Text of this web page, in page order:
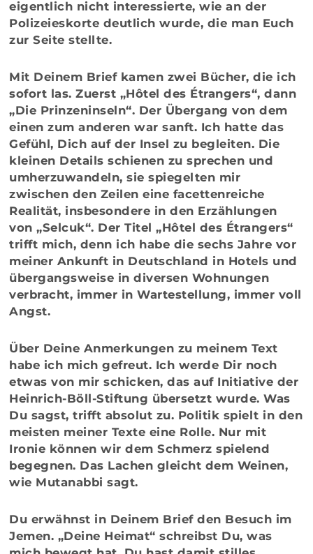
eigentlich nicht interessierte, wie an der
Polizeieskorte deutlich wurde, die man Euch
zur Seite stellte.
Mit Deinem Brief kamen zwei Bücher, die ich
sofort las. Zuerst „Hôtel des Étrangers“, dann
„Die Prinzeninseln“. Der Übergang von dem
einen zum anderen war sanft. Ich hatte das
Gefühl, Dich auf der Insel zu begleiten. Die
kleinen Details schienen zu sprechen und
umherzuwandeln, sie spiegelten mir
zwischen den Zeilen eine facettenreiche
Realität, insbesondere in den Erzählungen
von „Selcuk“. Der Titel „Hôtel des Étrangers“
trifft mich, denn ich habe die sechs Jahre vor
meiner Ankunft in Deutschland in Hotels und
übergangsweise in diversen Wohnungen
verbracht, immer in Wartestellung, immer voll
Angst.
Über Deine Anmerkungen zu meinem Text
habe ich mich gefreut. Ich werde Dir noch
etwas von mir schicken, das auf Initiative der
Heinrich-Böll-Stiftung übersetzt wurde. Was
Du sagst, trifft absolut zu. Politik spielt in den
meisten meiner Texte eine Rolle. Nur mit
Ironie können wir dem Schmerz spielend
begegnen. Das Lachen gleicht dem Weinen,
wie Mutanabbi sagt.
Du erwähnst in Deinem Brief den Besuch im
Jemen. „Deine Heimat“ schreibst Du, was